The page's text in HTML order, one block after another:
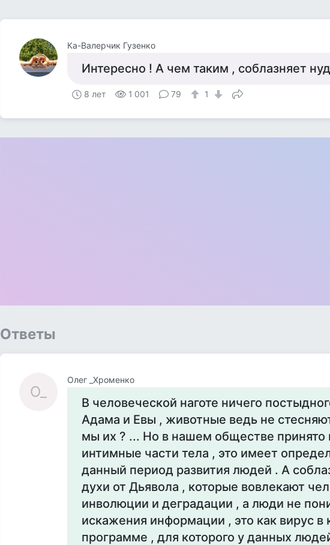
Ка-Валерчик Гузенко
Интересно ! А чем таким , соблазняет
8 лет 1 001 79 1
Ответы
О_
Олег _Хроменко
В человеческой наготе ничего
Адама и Евы , животные ведь не
мы их ? ... Но в нашем обществе принято
интимные части тела , это имеет
данный период развития людей . А
духи от Дьявола , которые вовлекают
инволюции и деградации , а люди не
искажения информации , это как вирус в
программе , для которого у данных